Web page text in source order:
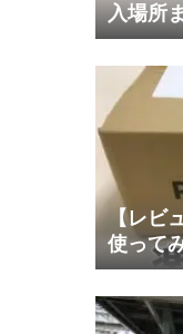
入場所
【レビ
使って
トは？